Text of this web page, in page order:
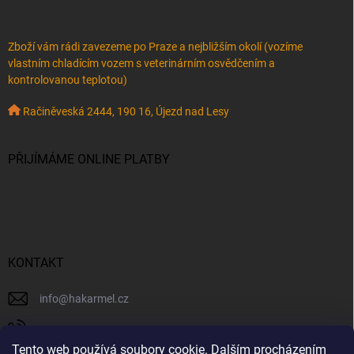
Tento web používá soubory cookie. Dalším procházením
Zboží vám rádi zavezeme po Praze a nejbližším okolí (vozíme
vlastním chladícím vozem s veterinárním osvědčením a
kontrolovanou teplotou)
Račiněveská 2444, 190 16, Újezd nad Lesy
PŘIJÍMÁME ONLINE PLATBY
KONTAKT
info@hakarmel.cz